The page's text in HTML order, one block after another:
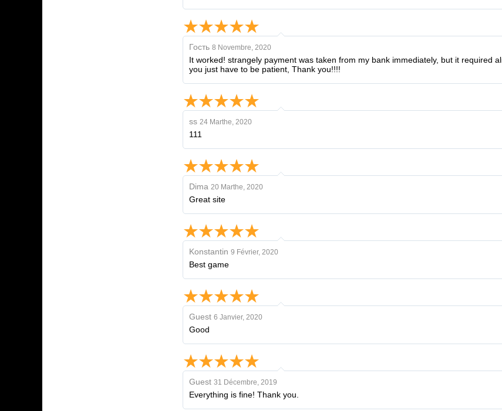
Гость 8 Novembre, 2020
It worked! strangely payment was taken from my bank immediately, but it required
you just have to be patient, Thank you!!!!
ss 24 Marthe, 2020
111
Dima 20 Marthe, 2020
Great site
Konstantin 9 Février, 2020
Best game
Guest 6 Janvier, 2020
Good
Guest 31 Décembre, 2019
Everything is fine! Thank you.